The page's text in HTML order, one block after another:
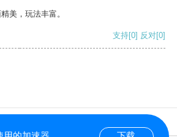
美，玩法丰富。
支持[0] 反对[0]